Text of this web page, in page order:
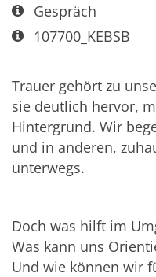
Art bzw. Nummer:
Gespräch
Art bzw. Nummer:
107700_KEBSB
Trauer gehört zu
sie deutlich hervor,
Hintergrund. Wir
und in anderen,
unterwegs.
Doch was hilft im
Was kann uns
Und wie können wir